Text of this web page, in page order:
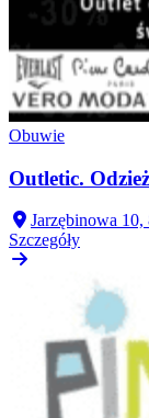
Obuwie
Outletic.
Jarzębinowa
Szczegóły